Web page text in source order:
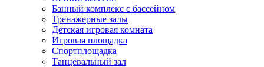
Банный комплекс с бассейном
Тренажерные залы
Детская игровая комната
Игровая площадка
Спортплощадка
Танцевальный зал